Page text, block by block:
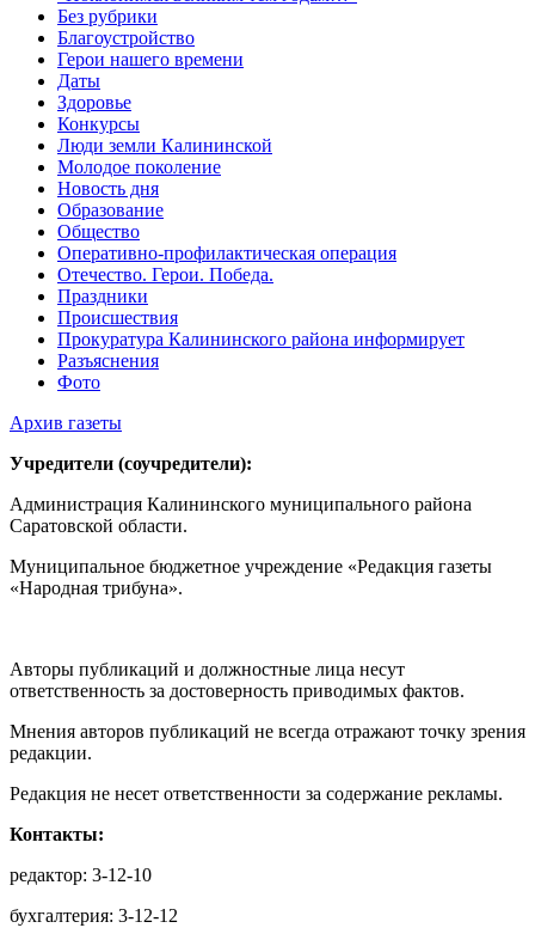
Без рубрики
Благоустройство
Герои нашего времени
Даты
Здоровье
Конкурсы
Люди земли Калининской
Молодое поколение
Новость дня
Образование
Общество
Оперативно-профилактическая операция
Отечество. Герои. Победа.
Праздники
Происшествия
Прокуратура Калининского района информирует
Разъяснения
Фото
Архив газеты
Учредители (соучредители):
Администрация Калининского муниципального района
Саратовской области.
Муниципальное бюджетное учреждение «Редакция газеты
«Народная трибуна».
Авторы публикаций и должностные лица несут
ответственность за достоверность приводимых фактов.
Мнения авторов публикаций не всегда отражают точку зрения
редакции.
Редакция не несет ответственности за содержание рекламы.
Контакты:
редактор: 3-12-10
бухгалтерия: 3-12-12